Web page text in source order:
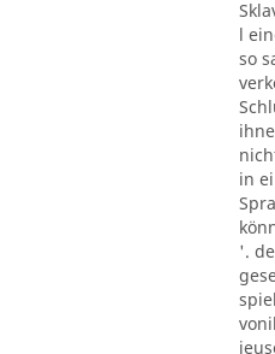
l
so
in
'.